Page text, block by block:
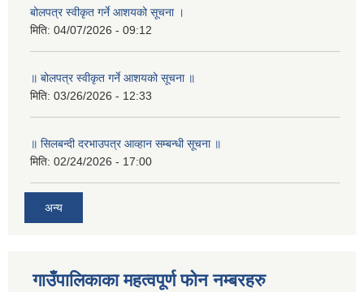
बोलपत्र स्वीकृत गर्ने आशयको सूचना ।
मिति: 04/07/2026 - 09:12
॥ बोलपत्र स्वीकृत गर्ने आशयको सूचना ॥
मिति: 03/26/2026 - 12:33
॥ सिलबन्दी दरभाउपत्र आव्हान सम्बन्धी सूचना ॥
मिति: 02/24/2026 - 17:00
अन्य
गाउँपालिकाका महत्वपूर्ण फोन नम्बरहरु